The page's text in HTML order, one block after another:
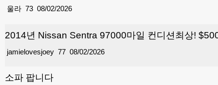
73
울라 08/02/2026
2014년 Nissan Sentra 97000마일 컨디션최상!
77
jamielovesjoey 08/02/2026
소파 팝니다